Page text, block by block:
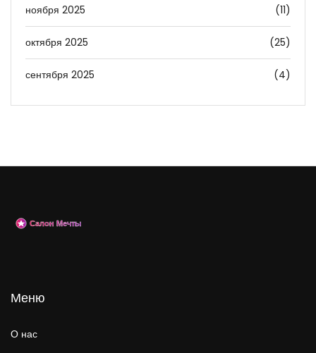
ноября 2025 (11)
октября 2025 (25)
сентября 2025 (4)
Меню
О нас